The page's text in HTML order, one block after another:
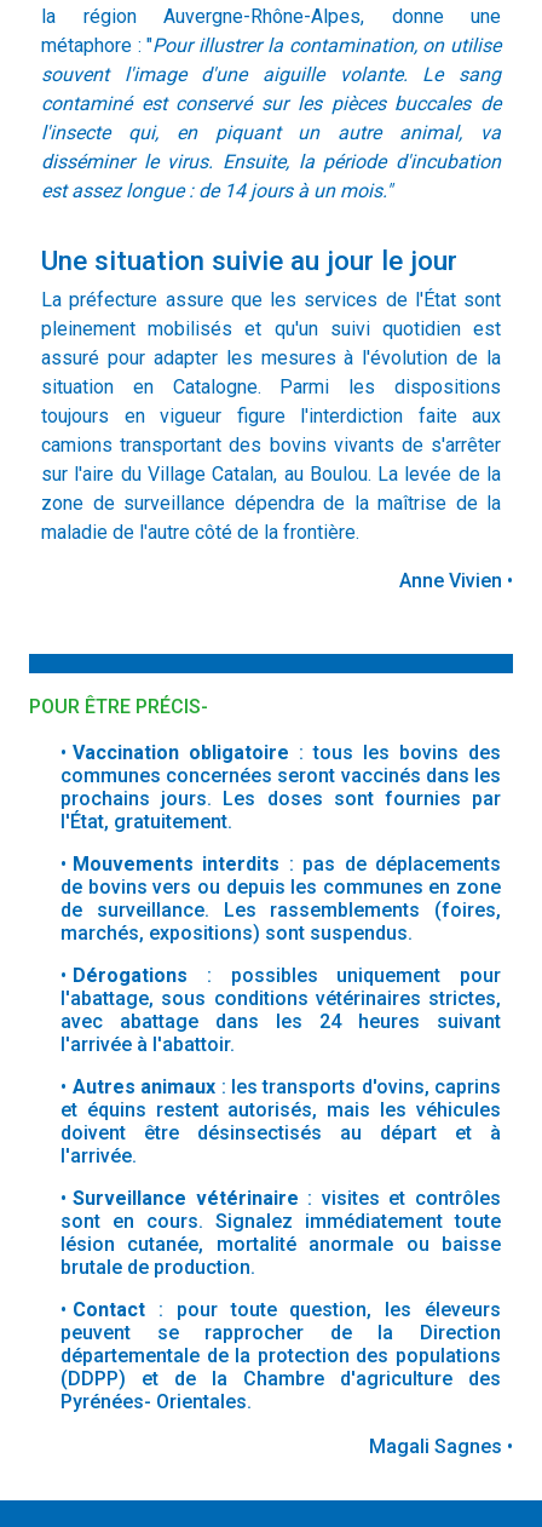
la région Auvergne-Rhône-Alpes, donne une
métaphore : "Pour illustrer la contamination, on utilise
souvent l'image d'une aiguille volante. Le sang
contaminé est conservé sur les pièces buccales de
l'insecte qui, en piquant un autre animal, va
disséminer le virus. Ensuite, la période d'incubation
est assez longue : de 14 jours à un mois."
Une situation suivie au jour le jour
La préfecture assure que les services de l'État sont
pleinement mobilisés et qu'un suivi quotidien est
assuré pour adapter les mesures à l'évolution de la
situation en Catalogne. Parmi les dispositions
toujours en vigueur figure l'interdiction faite aux
camions transportant des bovins vivants de s'arrêter
sur l'aire du Village Catalan, au Boulou. La levée de la
zone de surveillance dépendra de la maîtrise de la
maladie de l'autre côté de la frontière.
Anne Vivien •
POUR ÊTRE PRÉCIS-
Vaccination obligatoire : tous les bovins des
communes concernées seront vaccinés dans les
prochains jours. Les doses sont fournies par
l'État, gratuitement.
Mouvements interdits : pas de déplacements
de bovins vers ou depuis les communes en zone
de surveillance. Les rassemblements (foires,
marchés, expositions) sont suspendus.
Dérogations : possibles uniquement pour
l'abattage, sous conditions vétérinaires strictes,
avec abattage dans les 24 heures suivant
l'arrivée à l'abattoir.
Autres animaux : les transports d'ovins, caprins
et équins restent autorisés, mais les véhicules
doivent être désinsectisés au départ et à
l'arrivée.
Surveillance vétérinaire : visites et contrôles
sont en cours. Signalez immédiatement toute
lésion cutanée, mortalité anormale ou baisse
brutale de production.
Contact : pour toute question, les éleveurs
peuvent se rapprocher de la Direction
départementale de la protection des populations
(DDPP) et de la Chambre d'agriculture des
Pyrénées- Orientales.
Magali Sagnes •